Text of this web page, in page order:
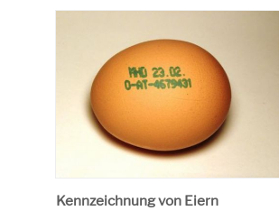
Kennzeichnung von Eiern